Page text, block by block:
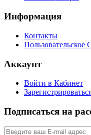
Информация
Контакты
Пользовательское
Аккаунт
Войти в Кабинет
Подписаться на